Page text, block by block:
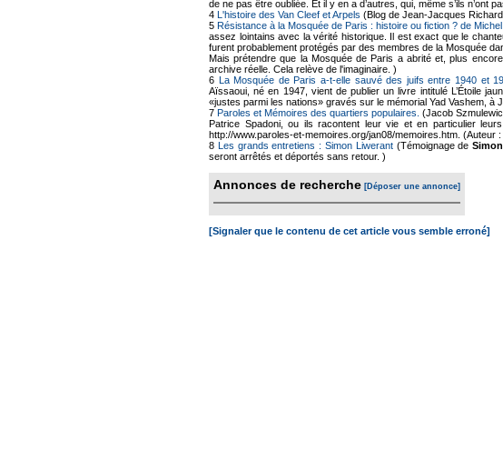
de ne pas être oubliée. Et il y en a d’autres, qui, même s’ils
4 L'histoire des Van Cleef et Arpels (Blog de Jean-Jacques
5Résistance à la Mosquée de Paris : histoire ou fiction ? de
assez lointains avec la vérité historique. Il est exact que le
furent probablement protégés par des membres de la Mosquée
Mais prétendre que la Mosquée de Paris a abrité et, plus
archive réelle. Cela relève de l'imaginaire. )
6 La Mosquée de Paris a-t-elle sauvé des juifs entre 1940 et
Aïssaoui, né en 1947, vient de publier un livre intitulé L’Étoile
«justes parmi les nations» gravés sur le mémorial Yad Vashem, à
7 Paroles et Mémoires des quartiers populaires. (Jacob
Patrice Spadoni, ou ils racontent leur vie et en particulier
http://www.paroles-et-memoires.org/jan08/memoires.htm. (Auteur
8 Les grands entretiens : Simon Liwerant(Témoignage de
seront arrêtés et déportés sans retour. )
Annonces de recherche [Déposer une annonce]
[Signaler que le contenu de cet article vous semble erroné]